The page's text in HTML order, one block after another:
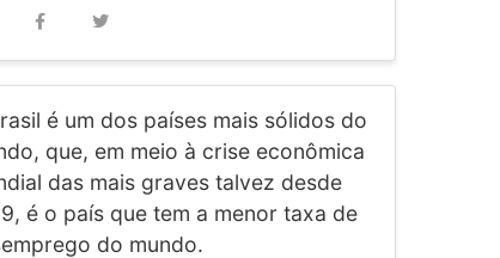
é um dos países mais sólidos do
que, em meio à crise econômica
das mais graves talvez desde
é o país que tem a menor taxa de
do mundo.